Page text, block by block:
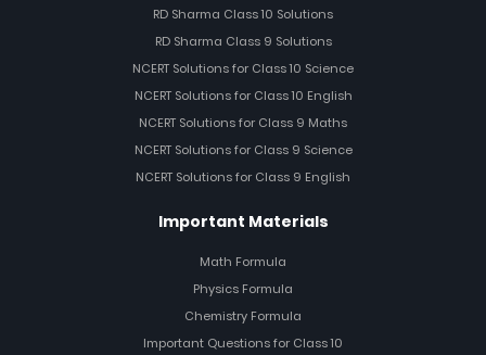
RD Sharma Class 10 Solutions
RD Sharma Class 9 Solutions
NCERT Solutions for Class 10 Science
NCERT Solutions for Class 10 English
NCERT Solutions for Class 9 Maths
NCERT Solutions for Class 9 Science
NCERT Solutions for Class 9 English
Important Materials
Math Formula
Physics Formula
Chemistry Formula
Important Questions for Class 10